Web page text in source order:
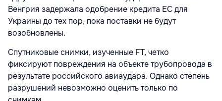
Венгрия задержала одобрение кредита ЕС для
Украины до тех пор, пока поставки не будут
возобновлены.
Спутниковые снимки, изученные FT, четко
фиксируют повреждения на объекте трубопровода в
результате российского авиаудара. Однако степень
разрушений невозможно оценить только по